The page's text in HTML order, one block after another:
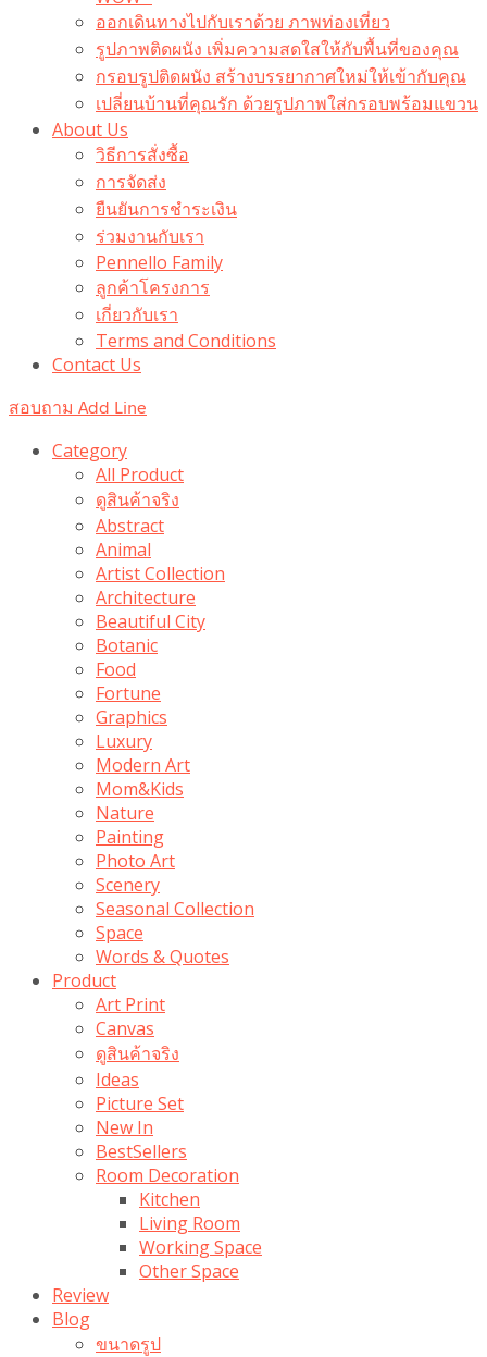
ออกเดินทางไปกับเราด้วย ภาพท่องเที่ยว
รูปภาพติดผนัง เพิ่มความสดใสให้กับพื้นที่ของคุณ
กรอบรูปติดผนัง สร้างบรรยากาศใหม่ให้เข้ากับคุณ
เปลี่ยนบ้านที่คุณรัก ด้วยรูปภาพใส่กรอบพร้อมแขวน​
About Us
วิธีการสั่งซื้อ
การจัดส่ง
ยืนยันการชำระเงิน
ร่วมงานกับเรา
Pennello Family
ลูกค้าโครงการ
เกี่ยวกับเรา
Terms and Conditions
Contact Us
สอบถาม Add Line
Category
All Product
ดูสินค้าจริง
Abstract
Animal
Artist Collection
Architecture
Beautiful City
Botanic
Food
Fortune
Graphics
Luxury
Modern Art
Mom&Kids
Nature
Painting
Photo Art
Scenery
Seasonal Collection
Space
Words & Quotes
Product
Art Print
Canvas
ดูสินค้าจริง
Ideas
Picture Set
New In
BestSellers
Room Decoration
Kitchen
Living Room
Working Space
Other Space
Review
Blog
ขนาดรูป